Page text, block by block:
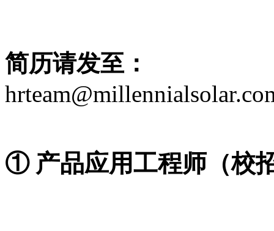
简历请发至：
① 产品应用工程师（校